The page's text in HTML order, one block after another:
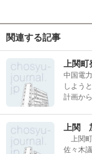
関連する記事
上関
中国電
しよう
計画か
上関
上関町
佐々木